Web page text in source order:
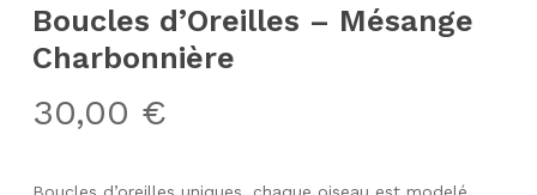
Boucles d’Oreilles – Mésange
Charbonnière
30,00 €
Boucles d’oreilles uniques, chaque oiseau est modelé,